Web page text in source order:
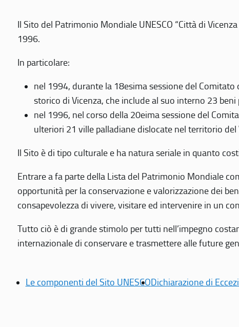
Il Sito del Patrimonio Mondiale UNESCO “Città di
1996.
In particolare:
nel 1994, durante la 18esima sessione del
storico di Vicenza, che include al suo interno 23
nel 1996, nel corso della 20eima sessione del
ulteriori 21 ville palladiane dislocate nel territorio del
Il Sito è di tipo culturale e ha natura seriale in quanto
Entrare a fa parte della Lista del Patrimonio Mondiale
opportunità per la conservazione e valorizzazione dei
consapevolezza di vivere, visitare ed intervenire in un
Tutto ciò è di grande stimolo per tutti nell’impegno
internazionale di conservare e trasmettere alle future
Le componenti del Sito UNESCODichiarazione di